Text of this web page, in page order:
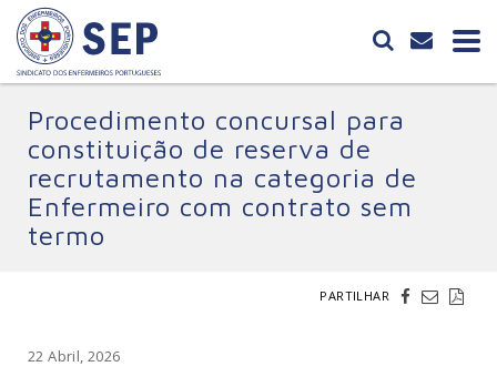
Procedimento concursal para
constituição de reserva de
recrutamento na categoria de
Enfermeiro com contrato sem
termo
PARTILHAR
22 Abril, 2026